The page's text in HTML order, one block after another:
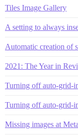
Tiles Image Gallery
A setting to always
Automatic creation of
2021: The Year in
Turning off auto-grid-
Turning off auto-grid-
Missing images at